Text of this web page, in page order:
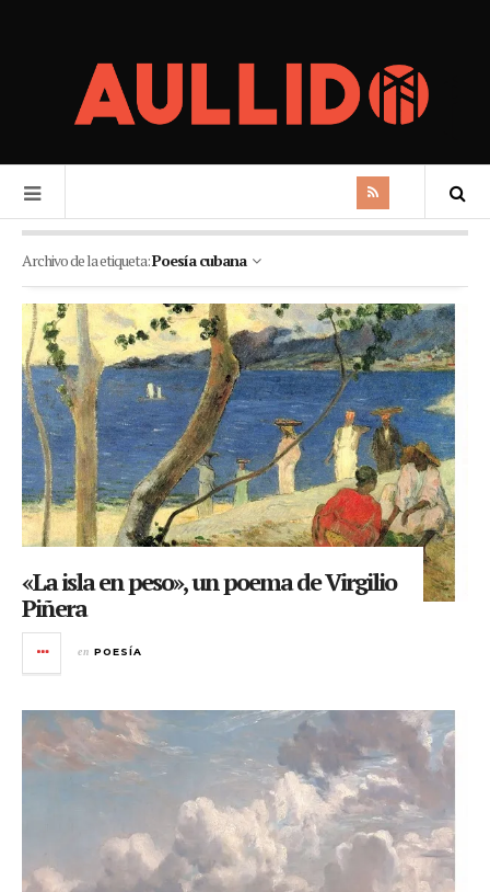
Archivo de la etiqueta:Poesía cubana
«La isla en peso», un poema de Virgilio
Piñera
en POESÍA